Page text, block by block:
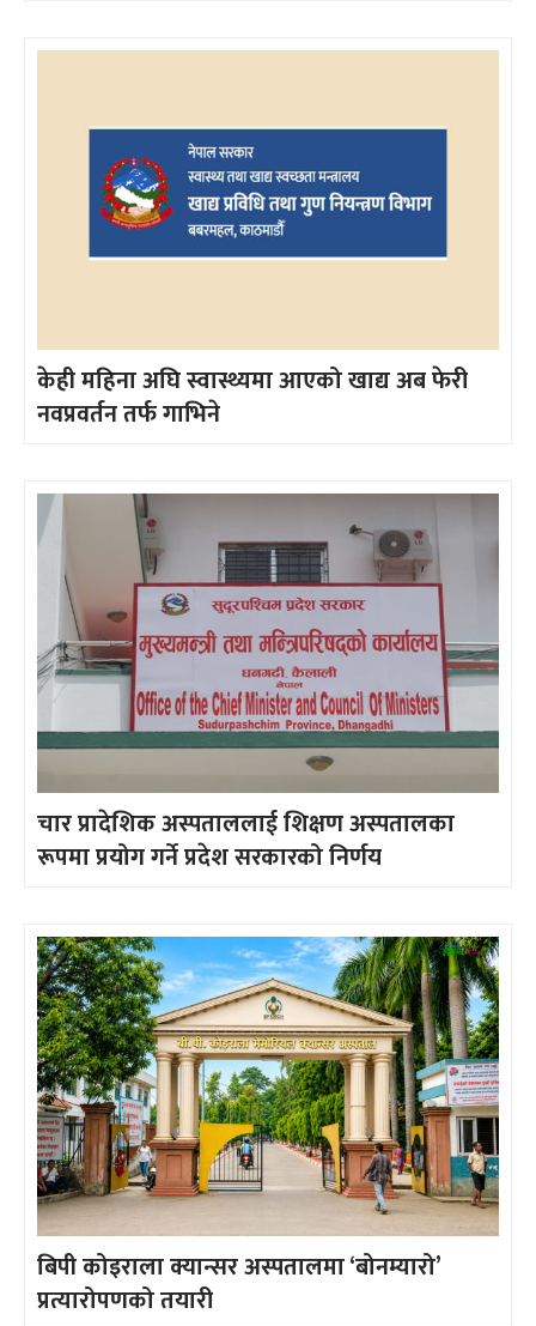
केही महिना अघि स्वास्थ्यमा आएको खाद्य अब फेरी
नवप्रवर्तन तर्फ गाभिने
चार प्रादेशिक अस्पताललाई शिक्षण अस्पतालका
रूपमा प्रयोग गर्ने प्रदेश सरकारको निर्णय
बिपी कोइराला क्यान्सर अस्पतालमा ‘बोनम्यारो’
प्रत्यारोपणको तयारी